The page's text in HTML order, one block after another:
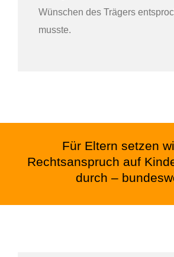
Wünschen des Trägers
musste.
Für Eltern setzen
Rechtsanspruch auf
durch –